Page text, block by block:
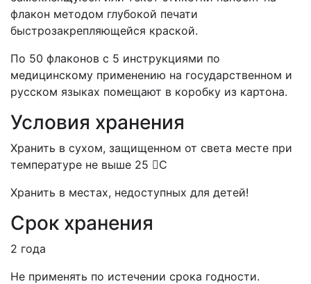
флакон методом глубокой печати
быстрозакрепляющейся краской.
По 50 флаконов с 5 инструкциями по
медицинскому применению на государственном и
русском языках помещают в коробку из картона.
Условия хранения
Хранить в сухом, защищенном от света месте при
температуре не выше 25 С
Хранить в местах, недоступных для детей!
Срок хранения
2 года
Не применять по истечении срока годности.